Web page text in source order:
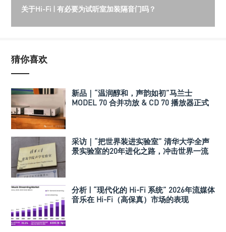
关于Hi-Fi | 有必要为试听室加装隔音门吗？
猜你喜欢
新品｜“温润醇和，声韵如初”马兰士
MODEL 70 合并功放 & CD 70 播放器正式
采访｜“把世界装进实验室” 清华大学全声
景实验室的20年进化之路，冲击世界一流
分析 | “现代化的 Hi-Fi 系统” 2026年流媒体
音乐在 Hi-Fi（高保真）市场的表现